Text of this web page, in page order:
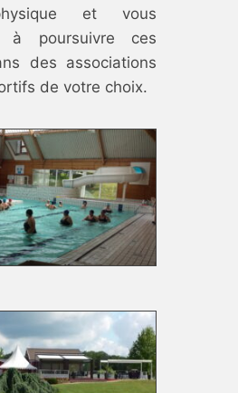
et vous
à poursuivre ces
des associations
de votre choix.